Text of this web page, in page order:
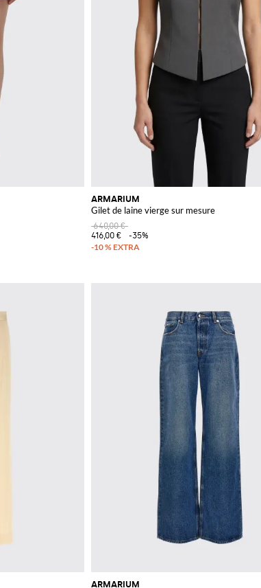
ARMARIUM
Gilet de laine vierge sur mesure
640,00 €
416,00 €
-35%
ARMARIUM